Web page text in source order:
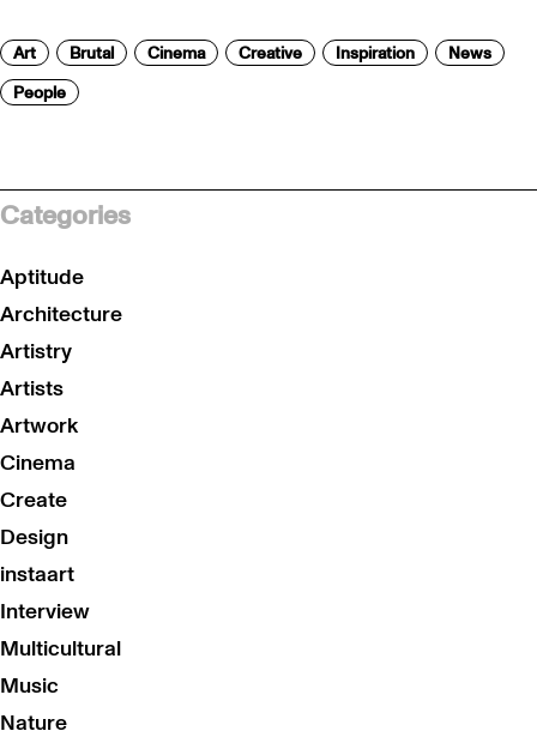
Art Brutal Cinema Creative Inspiration
News
People
Categories
Aptitude
Architecture
Artistry
Artists
Artwork
Cinema
Create
Design
instaart
Interview
Multicultural
Music
Nature